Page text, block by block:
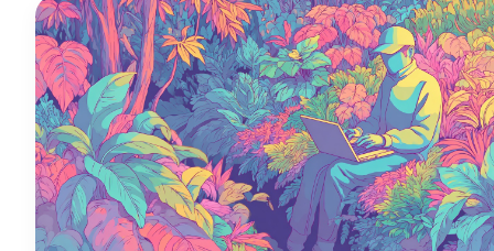
interactivos en directo.